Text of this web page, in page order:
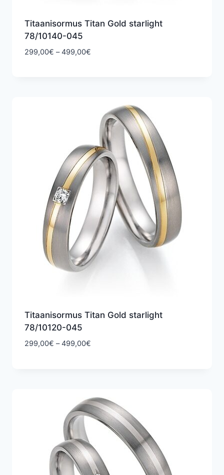
Titaanisormus Titan Gold starlight
78/10140-045
299,00€ – 499,00€Hintaluokka:
Titaanisormus Titan Gold starlight
78/10120-045
299,00€ – 499,00€Hintaluokka: